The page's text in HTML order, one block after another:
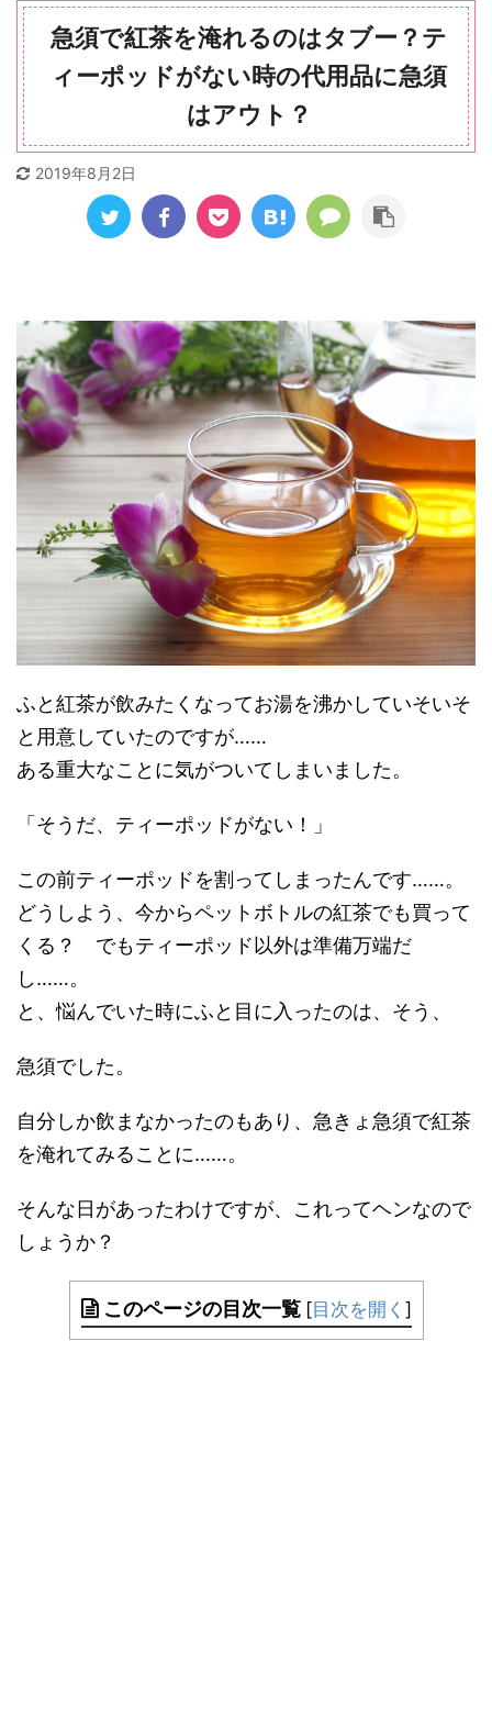
急須で紅茶を淹れるのはタブー？テ
ィーポッドがない時の代用品に急須
はアウト？
2019年8月2日
ふと紅茶が飲みたくなってお湯を沸かしていそいそ
と用意していたのですが……
ある重大なことに気がついてしまいました。
「そうだ、ティーポッドがない！」
この前ティーポッドを割ってしまったんです……。
どうしよう、今からペットボトルの紅茶でも買って
くる？ でもティーポッド以外は準備万端だ
し……。
と、悩んでいた時にふと目に入ったのは、そう、
急須でした。
自分しか飲まなかったのもあり、急きょ急須で紅茶
を淹れてみることに……。
そんな日があったわけですが、これってヘンなので
しょうか？
このページの目次一覧 [目次を開く ]